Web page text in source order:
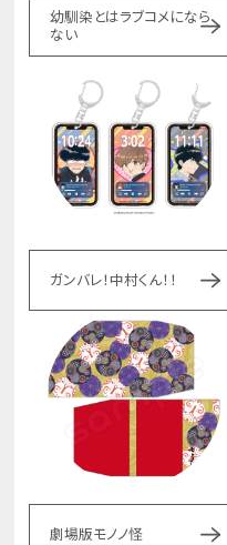
幼馴染とはラブコメになら
ない
ガンバレ！中村くん！！
劇場版モノノ怪